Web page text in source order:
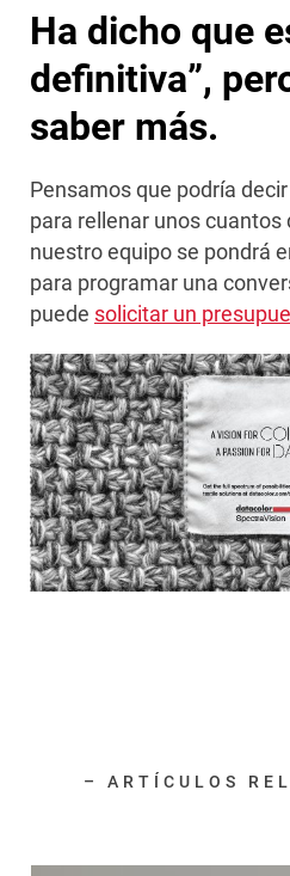
Ha dicho que
definitiva”,
saber más.
Pensamos que podría
para rellenar unos
nuestro equipo se pondrá
para programar una
puede solicitar un
– ARTÍCULOS